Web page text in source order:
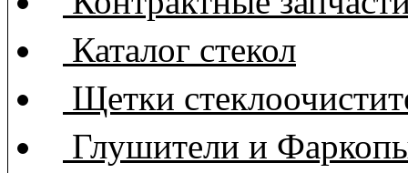
Каталог стекол
Щетки
Глушители и